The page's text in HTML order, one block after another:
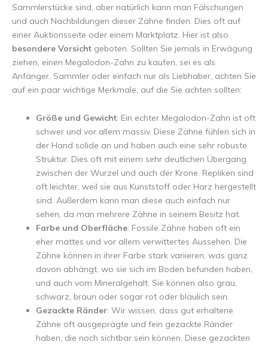
Sammlerstücke sind, aber natürlich kann man Fälschungen
und auch Nachbildungen dieser Zähne finden. Dies oft auf
einer Auktionsseite oder einem Marktplatz. Hier ist also
besondere Vorsicht geboten. Sollten Sie jemals in Erwägung
ziehen, einen Megalodon-Zahn zu kaufen, sei es als
Anfänger, Sammler oder einfach nur als Liebhaber, achten Sie
auf ein paar wichtige Merkmale, auf die Sie achten sollten:
Größe und Gewicht: Ein echter Megalodon-Zahn ist oft
schwer und vor allem massiv. Diese Zähne fühlen sich in
der Hand solide an und haben auch eine sehr robuste
Struktur. Dies oft mit einem sehr deutlichen Übergang
zwischen der Wurzel und auch der Krone. Repliken sind
oft leichter, weil sie aus Kunststoff oder Harz hergestellt
sind. Außerdem kann man diese auch einfach nur
sehen, da man mehrere Zähne in seinem Besitz hat.
Farbe und Oberfläche: Fossile Zähne haben oft ein
eher mattes und vor allem verwittertes Aussehen. Die
Zähne können in ihrer Farbe stark variieren, was ganz
davon abhängt, wo sie sich im Boden befunden haben,
und auch vom Mineralgehalt. Sie können also grau,
schwarz, braun oder sogar rot oder bläulich sein.
Gezackte Ränder: Wir wissen, dass gut erhaltene
Zähne oft ausgeprägte und fein gezackte Ränder
haben, die noch sichtbar sein können. Diese gezackten